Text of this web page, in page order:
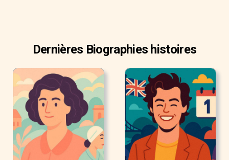
Dernières Biographies histoires